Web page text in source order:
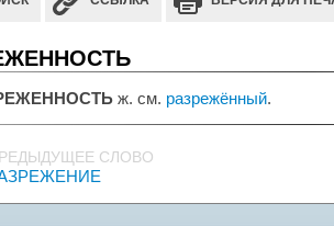
ж. см. разрежённый.
СЛОВО